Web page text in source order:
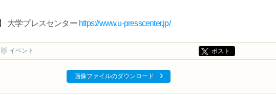
大学プレスセンター https://www.u-presscenter.jp/
イベント ポスト
画像ファイルのダウンロード